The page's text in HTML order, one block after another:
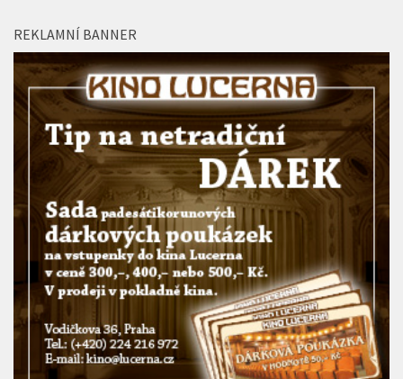
REKLAMNÍ BANNER